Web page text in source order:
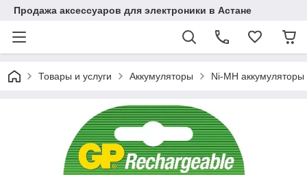
Продажа аксессуаров для электроники в Астане
Товары и услуги Аккумуляторы Ni-MH аккумуляторы